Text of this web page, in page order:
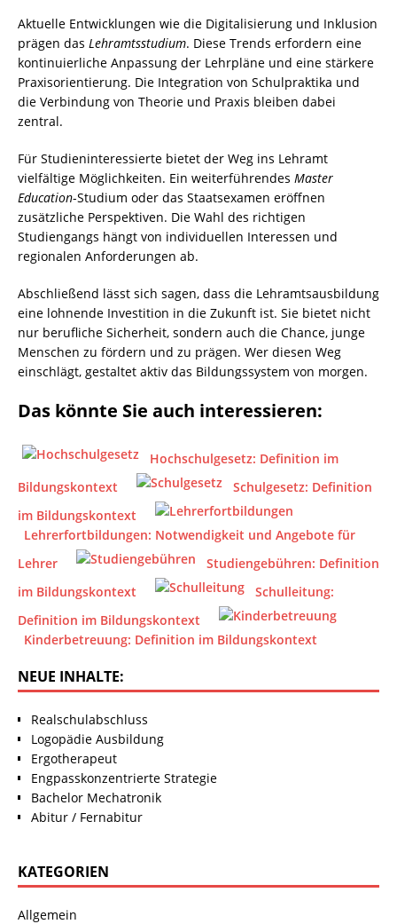
Aktuelle Entwicklungen wie die Digitalisierung und Inklusion
prägen das Lehramtsstudium. Diese Trends erfordern eine
kontinuierliche Anpassung der Lehrpläne und eine stärkere
Praxisorientierung. Die Integration von Schulpraktika und
die Verbindung von Theorie und Praxis bleiben dabei
zentral.
Für Studieninteressierte bietet der Weg ins Lehramt
vielfältige Möglichkeiten. Ein weiterführendes Master
Education-Studium oder das Staatsexamen eröffnen
zusätzliche Perspektiven. Die Wahl des richtigen
Studiengangs hängt von individuellen Interessen und
regionalen Anforderungen ab.
Abschließend lässt sich sagen, dass die Lehramtsausbildung
eine lohnende Investition in die Zukunft ist. Sie bietet nicht
nur berufliche Sicherheit, sondern auch die Chance, junge
Menschen zu fördern und zu prägen. Wer diesen Weg
einschlägt, gestaltet aktiv das Bildungssystem von morgen.
Das könnte Sie auch interessieren:
Hochschulgesetz: Definition im
Bildungskontext
Schulgesetz: Definition
im Bildungskontext
Lehrerfortbildungen: Notwendigkeit und Angebote für
Lehrer
Studiengebühren: Definition
im Bildungskontext
Schulleitung:
Definition im Bildungskontext
Kinderbetreuung: Definition im Bildungskontext
NEUE INHALTE:
Realschulabschluss
Logopädie Ausbildung
Ergotherapeut
Engpasskonzentrierte Strategie
Bachelor Mechatronik
Abitur / Fernabitur
KATEGORIEN
Allgemein